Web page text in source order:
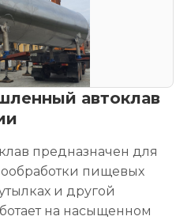
автоклав
предназначен для
пищевых
и другой
на насыщенном